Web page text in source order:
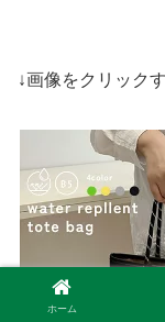
↓画像をクリック
ホーム